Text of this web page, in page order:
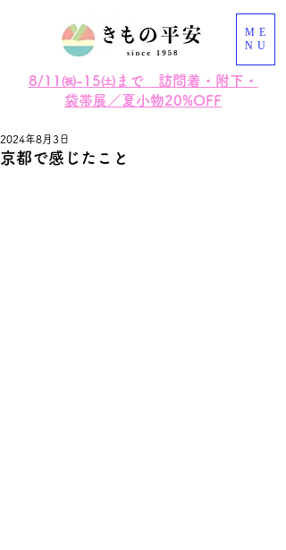
8/11㈷-15㈯まで 訪問着・附下・
袋帯展／夏小物20%OFF
ME
NU
京都で感じたこと
2024年8月3日